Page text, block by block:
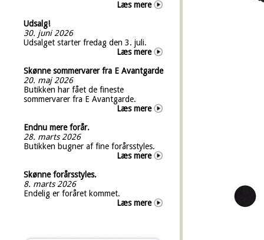
Læs mere
Udsalg!
30. juni 2026
Udsalget starter fredag den 3. juli.
Læs mere
Skønne sommervarer fra E Avantgarde
20. maj 2026
Butikken har fået de fineste
sommervarer fra E Avantgarde.
Læs mere
Endnu mere forår.
28. marts 2026
Butikken bugner af fine forårsstyles.
Læs mere
Skønne forårsstyles.
8. marts 2026
Endelig er foråret kommet.
Læs mere